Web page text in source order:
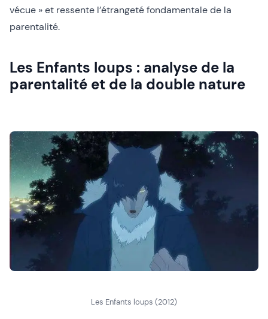
vécue » et ressente l’étrangeté fondamentale de la
parentalité.
Les Enfants loups : analyse de la
parentalité et de la double nature
Les Enfants loups (2012)